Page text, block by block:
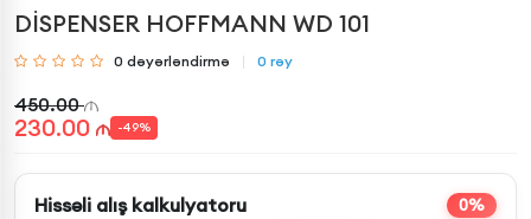
DİSPENSER HOFFMANN WD 101
0 dəyərləndirmə 0 rəy
450.00
230.00 -49%
Hissəli alış kalkulyatoru 0%